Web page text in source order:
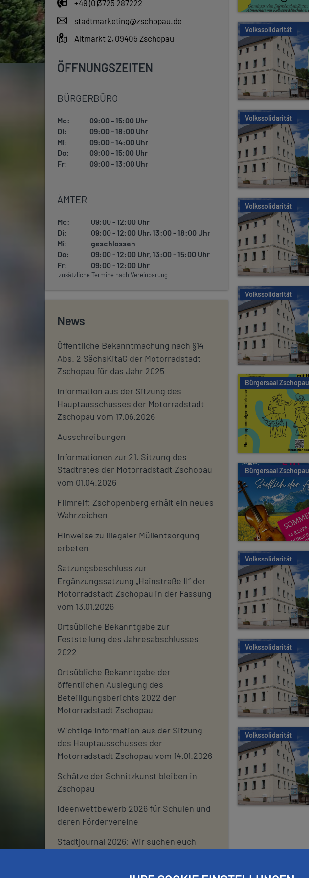
+49 (0)3725 287222
stadtmarketing@zschopau.de
Altmarkt 2, 09405 Zschopau
ÖFFNUNGSZEITEN
BÜRGERBÜRO
Mo:
09:00 - 15:00 Uhr
Di:
09:00 - 18:00 Uhr
Mi:
09:00 - 14:00 Uhr
Do:
09:00 - 15:00 Uhr
Fr:
09:00 - 13:00 Uhr
ÄMTER
Mo:
09:00 - 12:00 Uhr
Di:
09:00 - 12:00 Uhr, 13:00 - 18:00 Uhr
Mi:
geschlossen
Do:
09:00 - 12:00 Uhr, 13:00 - 15:00 Uhr
Fr:
09:00 - 12:00 Uhr
zusätzliche Termine nach Vereinbarung
News
Öffentliche Bekanntmachung nach §14
Abs. 2 SächsKitaG der Motorradstadt
Zschopau für das Jahr 2025
Information aus der Sitzung des
Hauptausschusses der Motorradstadt
Zschopau vom 17.06.2026
Ausschreibungen
Informationen zur 21. Sitzung des
Stadtrates der Motorradstadt Zschopau
vom 01.04.2026
Filmreif: Zschopenberg erhält ein neues
Wahrzeichen
Hinweise zu illegaler Müllentsorgung
erbeten
Satzungsbeschluss zur
Ergänzungssatzung „Hainstraße II“ der
Motorradstadt Zschopau in der Fassung
vom 13.01.2026
Ortsübliche Bekanntgabe zur
Feststellung des Jahresabschlusses
2022
Ortsübliche Bekanntgabe der
öffentlichen Auslegung des
Beteiligungsberichts 2022 der
Motorradstadt Zschopau
Wichtige Information aus der Sitzung
des Hauptausschusses der
Motorradstadt Zschopau vom 14.01.2026
Schätze der Schnitzkunst bleiben in
Zschopau
Ideenwettbewerb 2026 für Schulen und
deren Fördervereine
Stadtjournal 2026: Wir suchen euch
Volkssolidarität
Volkssolidarität
Volkssolidarität
Volkssolidarität
Bürgersaal Zschopau
Bürgersaal Zschopau
Volkssolidarität
Volkssolidarität
Volkssolidarität
P
G